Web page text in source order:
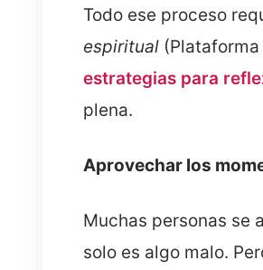
Todo ese proceso
espiritual
estrategias para
plena.
Aprovechar los
Muchas personas se
solo es algo malo.